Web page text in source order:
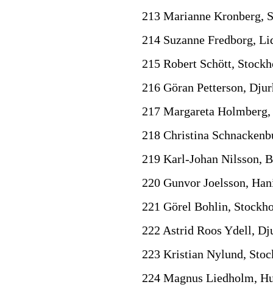
213 Marianne Kronberg,
214 Suzanne Fredborg,
215 Robert Schött,
216 Göran Petterson,
217 Margareta Holmberg,
218 Christina
219 Karl-Johan Nilsson,
220 Gunvor Joelsson,
221 Görel Bohlin,
222 Astrid Roos Ydell,
223 Kristian Nylund,
224 Magnus Liedholm,